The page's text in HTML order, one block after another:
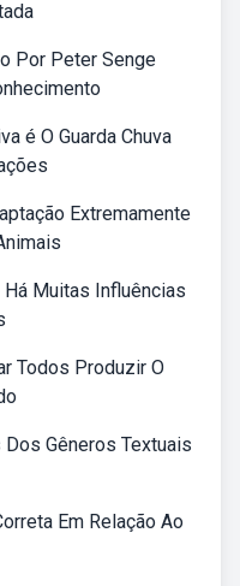
Por Peter Senge
é O Guarda Chuva
Extremamente
Muitas Influências
Todos Produzir O
Gêneros Textuais
Em Relação Ao